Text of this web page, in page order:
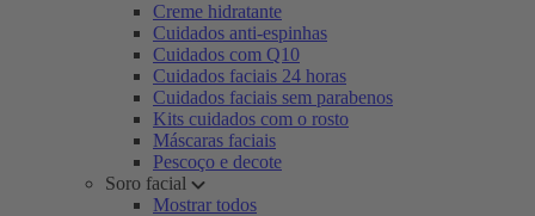
Creme hidratante
Cuidados anti-espinhas
Cuidados com Q10
Cuidados faciais 24 horas
Cuidados faciais sem parabenos
Kits cuidados com o rosto
Máscaras faciais
Pescoço e decote
Soro facial
Mostrar todos